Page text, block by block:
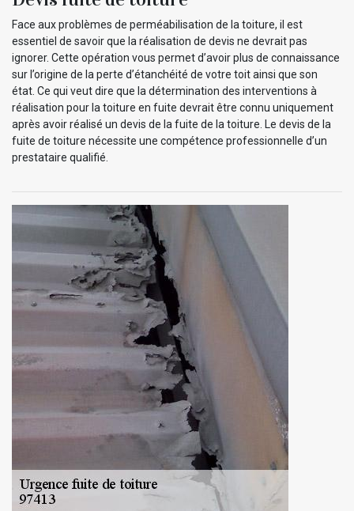
Face aux problèmes de perméabilisation de la toiture, il est
essentiel de savoir que la réalisation de devis ne devrait pas
ignorer. Cette opération vous permet d’avoir plus de connaissance
sur l’origine de la perte d’étanchéité de votre toit ainsi que son
état. Ce qui veut dire que la détermination des interventions à
réalisation pour la toiture en fuite devrait être connu uniquement
après avoir réalisé un devis de la fuite de la toiture. Le devis de la
fuite de toiture nécessite une compétence professionnelle d’un
prestataire qualifié.